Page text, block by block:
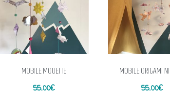
MOBILE MOUETTE
55.00€
MOBILE ORIGAMI
55.00€